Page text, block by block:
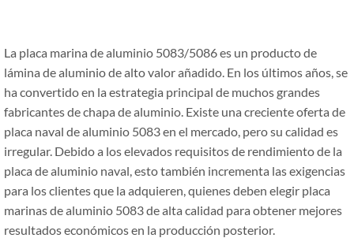
La placa marina de aluminio 5083/5086 es un producto de
lámina de aluminio de alto valor añadido. En los últimos años, se
ha convertido en la estrategia principal de muchos grandes
fabricantes de chapa de aluminio. Existe una creciente oferta de
placa naval de aluminio 5083 en el mercado, pero su calidad es
irregular. Debido a los elevados requisitos de rendimiento de la
placa de aluminio naval, esto también incrementa las exigencias
para los clientes que la adquieren, quienes deben elegir placa
marinas de aluminio 5083 de alta calidad para obtener mejores
resultados económicos en la producción posterior.